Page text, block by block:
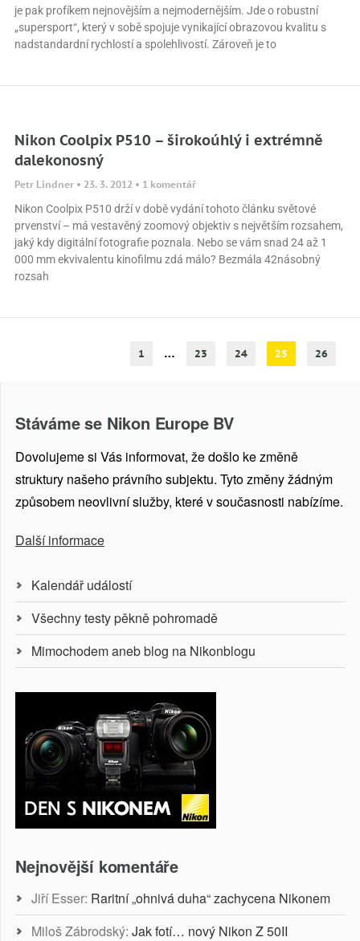
je pak profíkem nejnovějším a nejmodernějším. Jde o robustní
„supersport“, který v sobě spojuje vynikající obrazovou kvalitu s
nadstandardní rychlostí a spolehlivostí. Zároveň je to
Nikon Coolpix P510 – širokoúhlý i extrémně
dalekonosný
Petr Lindner 23. 3. 2012 1 komentář
Nikon Coolpix P510 drží v době vydání tohoto článku světové
prvenství – má vestavěný zoomový objektiv s největším rozsahem,
jaký kdy digitální fotografie poznala. Nebo se vám snad 24 až 1
000 mm ekvivalentu kinofilmu zdá málo? Bezmála 42násobný
rozsah
1 … 23 24 25 26
Stáváme se Nikon Europe BV
Dovolujeme si Vás informovat, že došlo ke změně
struktury našeho právního subjektu. Tyto změny žádným
způsobem neovlivní služby, které v současnosti nabízíme.
Další informace
Kalendář událostí
Všechny testy pěkně pohromadě
Mimochodem aneb blog na Nikonblogu
Nejnovější komentáře
Jiří Esser: Raritní „ohnivá duha“ zachycena Nikonem
Miloš Zábrodský: Jak fotí… nový Nikon Z 50II